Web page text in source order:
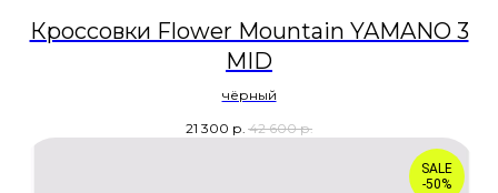
Кроссовки Flower Mountain YAMANO 3
MID
чёрный
21 300 р. 42 600 р.
SALE
-50%